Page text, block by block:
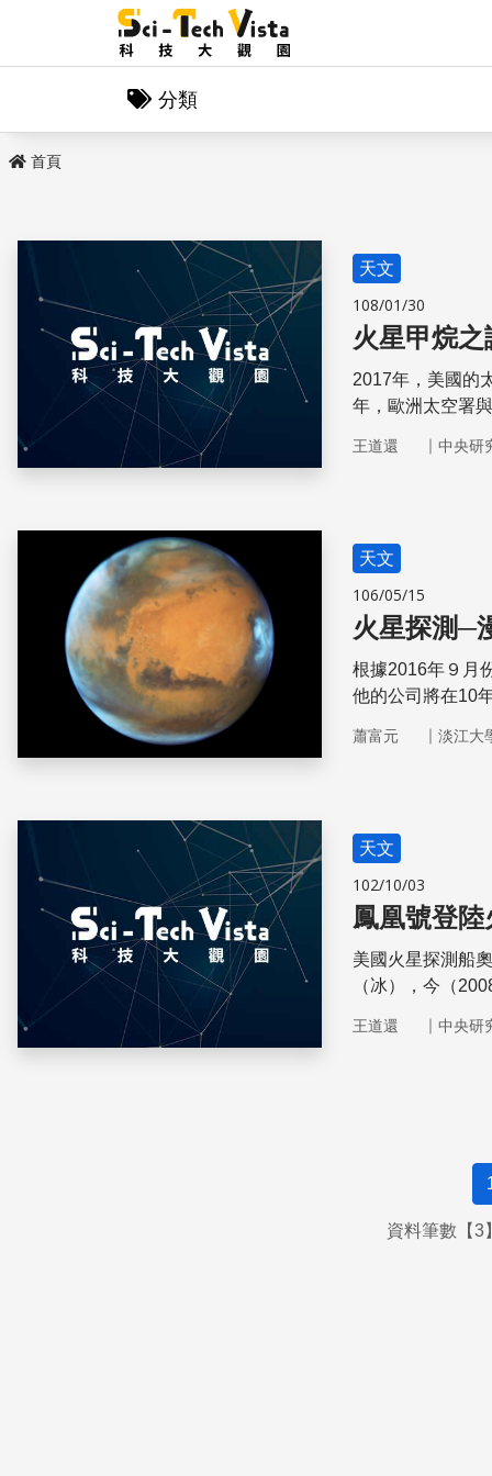
分類
首頁
天文
108/01/30
火星甲烷之
2017年，美國的
年，歐洲太空署
成，其實關乎到
王道還 ｜ 中央研
天文
106/05/15
火星探測─
根據2016年９月
他的公司將在10
前，先來一窺火
蕭富元 ｜ 淡江大
天文
102/10/03
鳳凰號登陸
美國火星探測船
（冰），今（
王道還 ｜ 中央研
資料筆數【3